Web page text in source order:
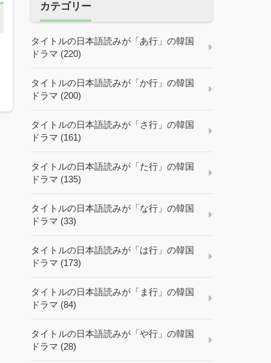
カテゴリー
タイトルの日本語読みが「あ行」の韓国
ドラマ (220)
タイトルの日本語読みが「か行」の韓国
ドラマ (200)
タイトルの日本語読みが「さ行」の韓国
ドラマ (161)
タイトルの日本語読みが「た行」の韓国
ドラマ (135)
タイトルの日本語読みが「な行」の韓国
ドラマ (33)
タイトルの日本語読みが「は行」の韓国
ドラマ (173)
タイトルの日本語読みが「ま行」の韓国
ドラマ (84)
タイトルの日本語読みが「や行」の韓国
ドラマ (28)